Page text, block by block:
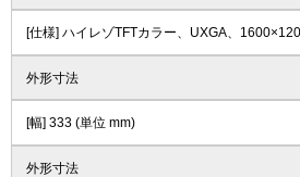
[仕様] ハイレゾTFTカラー、UXGA、
外形寸法
[幅] 333 (単位 mm)
外形寸法